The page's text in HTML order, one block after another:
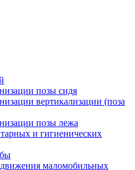
позы сидя
вертикализации (поза
позы лежа
и гигиенических
маломобильных